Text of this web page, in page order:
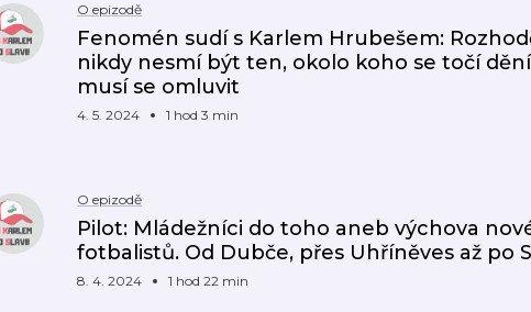
O epizodě
Fenomén sudí s Karlem Hrubešem:
nikdy nesmí být ten, okolo koho se točí
musí se omluvit
4. 5. 2024 1 hod 3 min
O epizodě
Pilot: Mládežníci do toho aneb výchova
fotbalistů. Od Dubče, přes Uhříněves až po
8. 4. 2024 1 hod 22 min